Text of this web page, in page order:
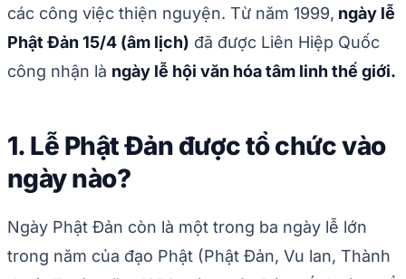
các công việc thiện nguyện. Từ năm 1999, ngày lễ
Phật Đản 15/4 (âm lịch) đã được Liên Hiệp Quốc
công nhận là ngày lễ hội văn hóa tâm linh thế giới.
1. Lễ Phật Đản được tổ chức vào
ngày nào?
Ngày Phật Đản còn là một trong ba ngày lễ lớn
trong năm của đạo Phật (Phật Đản, Vu lan, Thành